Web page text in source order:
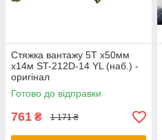
Стяжка вантажу 5T х50мм
х14м ST-212D-14 YL (наб.) -
оригінал
Готово до відправки
761 ₴ 1 171 ₴